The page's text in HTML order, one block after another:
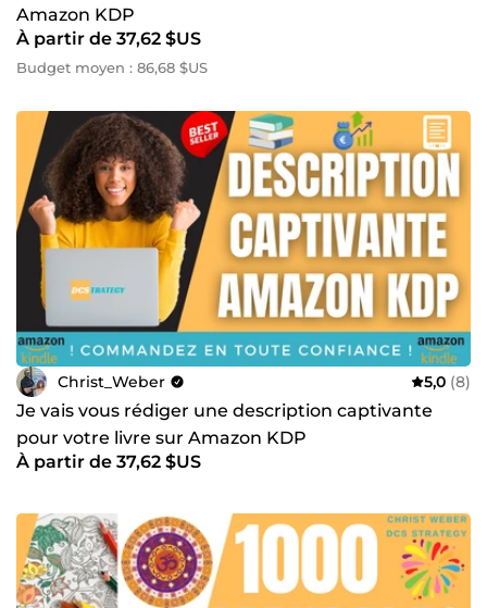
Amazon KDP
À partir de 37,62 $US
Budget moyen : 86,68 $US
Christ_Weber 5,0 (8)
Je vais vous rédiger une description captivante
pour votre livre sur Amazon KDP
À partir de 37,62 $US